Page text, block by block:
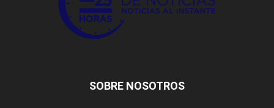
SOBRE NOSOTROS